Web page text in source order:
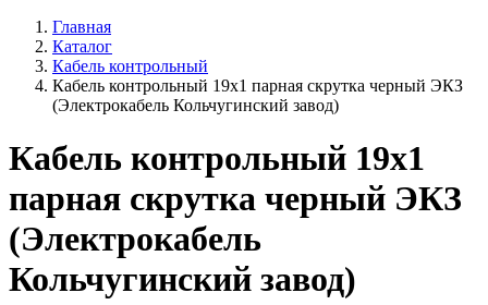
Главная
Каталог
Кабель контрольный
Кабель контрольный 19x1 парная скрутка черный ЭКЗ
(Электрокабель Кольчугинский завод)
Кабель контрольный 19x1
парная скрутка черный ЭКЗ
(Электрокабель
Кольчугинский завод)